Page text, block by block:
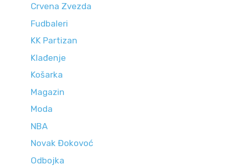
Crvena Zvezda
Fudbaleri
KK Partizan
Klađenje
Košarka
Magazin
Moda
NBA
Novak Đokovoć
Odbojka